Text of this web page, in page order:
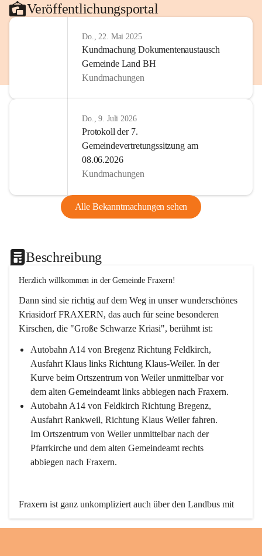
Veröffentlichungsportal
Do., 22. Mai 2025
Kundmachung Dokumentenaustausch
Gemeinde Land BH
Kundmachungen
Do., 9. Juli 2026
Protokoll der 7.
Gemeindevertretungssitzung am
08.06.2026
Kundmachungen
Alle Bekanntmachungen sehen
Beschreibung
Herzlich willkommen in der Gemeinde Fraxern!
Dann sind sie richtig auf dem Weg in unser wunderschönes
Kriasidorf FRAXERN, das auch für seine besonderen
Kirschen, die "Große Schwarze Kriasi", berühmt ist:
Autobahn A14 von Bregenz Richtung Feldkirch,
Ausfahrt Klaus links Richtung Klaus-Weiler. In der
Kurve beim Ortszentrum von Weiler unmittelbar vor
dem alten Gemeindeamt links abbiegen nach Fraxern.
Autobahn A14 von Feldkirch Richtung Bregenz,
Ausfahrt Rankweil, Richtung Klaus Weiler fahren.
Im Ortszentrum von Weiler unmittelbar nach der
Pfarrkirche und dem alten Gemeindeamt rechts
abbiegen nach Fraxern.
Fraxern ist ganz unkompliziert auch über den Landbus mit
den öffentlichen Verkehrsmitteln zu erreichen. Die Linie